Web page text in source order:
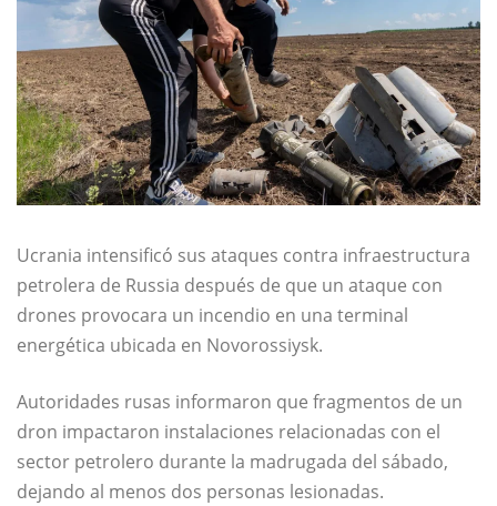
Ucrania intensificó sus ataques contra infraestructura
petrolera de Russia después de que un ataque con
drones provocara un incendio en una terminal
energética ubicada en Novorossiysk.
Autoridades rusas informaron que fragmentos de un
dron impactaron instalaciones relacionadas con el
sector petrolero durante la madrugada del sábado,
dejando al menos dos personas lesionadas.